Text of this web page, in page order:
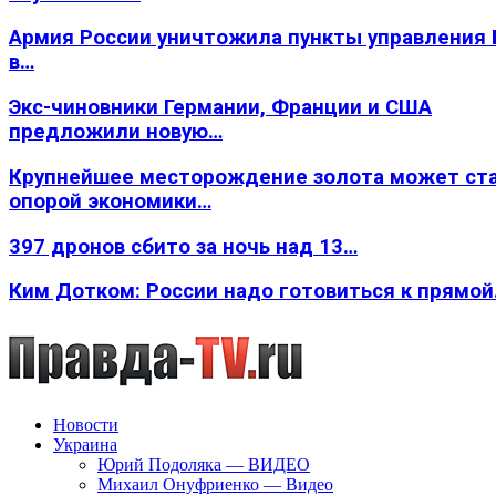
Армия России уничтожила пункты
в…
Экс-чиновники Германии, Франции и США
предложили новую…
Крупнейшее месторождение золота может
опорой экономики…
397 дронов сбито за ночь над 13…
Ким Дотком: России надо готовиться к
Новости
Украина
Юрий Подоляка — ВИДЕО
Михаил Онуфриенко — Видео